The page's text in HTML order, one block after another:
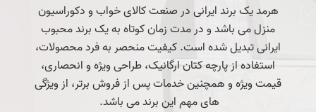
هرمد یک برند ایرانی در صنعت کالای خواب و دکوراسیون
منزل می باشد و در مدت زمان کوتاه به یک برند محبوب
ایرانی تبدیل شده است. کیفیت منحصر به فرد محصولات،
استفاده از پارچه کتان ارگانیک، طراحی ویژه و انحصاری،
قیمت ویژه و همچنین خدمات پس از فروش برتر، از ویژگی
های مهم این برند می باشد.